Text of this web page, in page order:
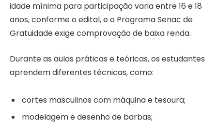
idade mínima para participação varia entre 16 e 18
anos, conforme o edital, e o Programa Senac de
Gratuidade exige comprovação de baixa renda.
Durante as aulas práticas e teóricas, os estudantes
aprendem diferentes técnicas, como:
cortes masculinos com máquina e tesoura;
modelagem e desenho de barbas;